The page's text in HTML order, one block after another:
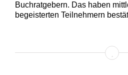
Buchratgebern. Das haben
begeisterten Teilnehmern